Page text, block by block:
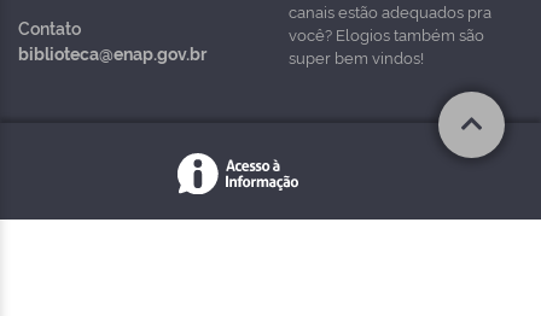
Contato
biblioteca@enap.gov.br
canais estão adequados pra
você? Elogios também são
super bem vindos!